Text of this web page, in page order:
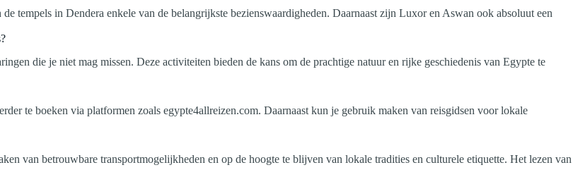
tempels in Dendera enkele van de belangrijkste bezienswaardigheden. Daarnaast zijn Luxor en Aswan ook absoluut een
die je niet mag missen. Deze activiteiten bieden de kans om de prachtige natuur en rijke geschiedenis van Egypte te
te boeken via platformen zoals egypte4allreizen.com. Daarnaast kun je gebruik maken van reisgidsen voor lokale
van betrouwbare transportmogelijkheden en op de hoogte te blijven van lokale tradities en culturele etiquette. Het lezen van